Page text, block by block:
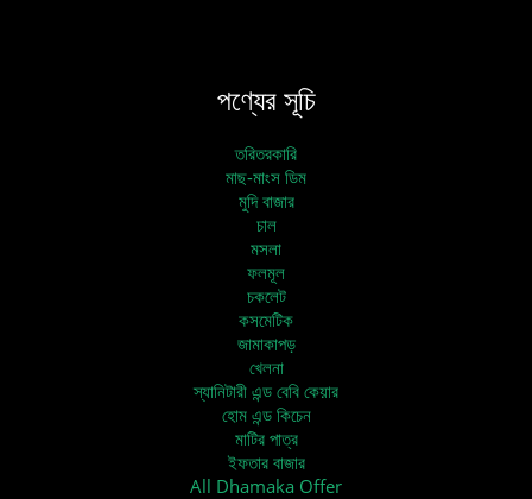
পণ্যের সূচি
তরিতরকারি
মাছ-মাংস ডিম
মুদি বাজার
চাল
মসলা
ফলমূল
চকলেট
কসমেটিক
জামাকাপড়
খেলনা
স্যানিটারী এন্ড বেবি কেয়ার
হোম এন্ড কিচেন
মাটির পাত্র
ইফতার বাজার
All Dhamaka Offer